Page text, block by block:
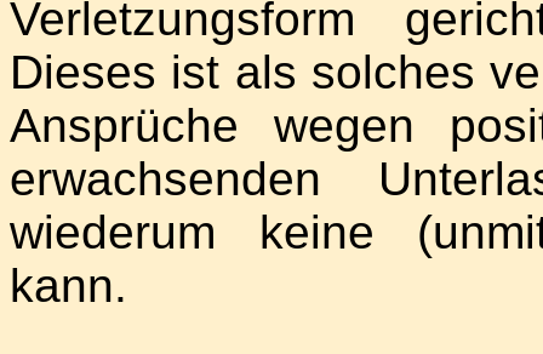
Verletzungsform
Dieses ist als solches
Ansprüche wegen
erwachsenden
wiederum keine
kann.